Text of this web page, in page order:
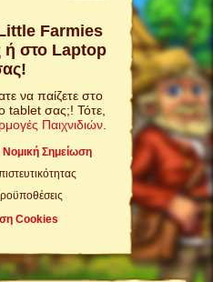
Farmies
ή στο Laptop
να παίζετε στο
tablet σας;! Τότε,
Παιχνιδιών.
Νομική Σημείωση
Cookies